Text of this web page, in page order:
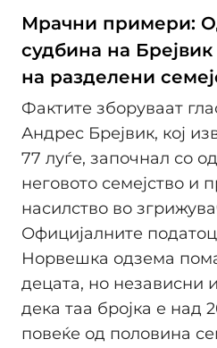
Мрачни примери:
судбина на Брејвик
на разделени
Фактите зборуваат
Андрес Брејвик, кој
77 луѓе, започнал со
неговото семејство и
насилство во
Официјалните
Норвешка одзема
децата, но независни
дека таа бројка е над
повеќе од половина